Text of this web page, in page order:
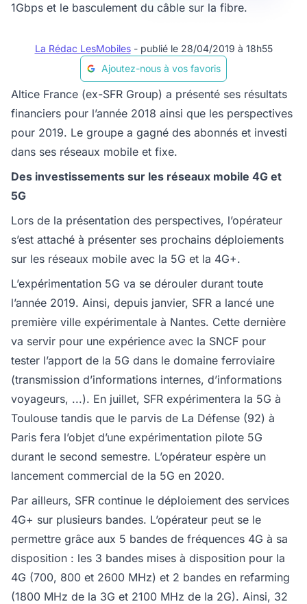
1Gbps et le basculement du câble sur la fibre.
La Rédac LesMobiles - publié le 28/04/2019 à 18h55
Ajoutez-nous à vos favoris
Altice France (ex-SFR Group) a présenté ses résultats
financiers pour l’année 2018 ainsi que les perspectives
pour 2019. Le groupe a gagné des abonnés et investi
dans ses réseaux mobile et fixe.
Des investissements sur les réseaux mobile 4G et
5G
Lors de la présentation des perspectives, l’opérateur
s’est attaché à présenter ses prochains déploiements
sur les réseaux mobile avec la 5G et la 4G+.
L’expérimentation 5G va se dérouler durant toute
l’année 2019. Ainsi, depuis janvier, SFR a lancé une
première ville expérimentale à Nantes. Cette dernière
va servir pour une expérience avec la SNCF pour
tester l’apport de la 5G dans le domaine ferroviaire
(transmission d’informations internes, d’informations
voyageurs, ...). En juillet, SFR expérimentera la 5G à
Toulouse tandis que le parvis de La Défense (92) à
Paris fera l’objet d’une expérimentation pilote 5G
durant le second semestre. L’opérateur espère un
lancement commercial de la 5G en 2020.
Par ailleurs, SFR continue le déploiement des services
4G+ sur plusieurs bandes. L’opérateur peut se le
permettre grâce aux 5 bandes de fréquences 4G à sa
disposition : les 3 bandes mises à disposition pour la
4G (700, 800 et 2600 MHz) et 2 bandes en refarming
(1800 MHz de la 3G et 2100 MHz de la 2G). Ainsi, 32